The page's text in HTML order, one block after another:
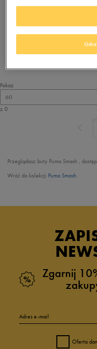
Brak
Zmień
Pokaż
60
z 0
Przeglądasz buty Puma Smash ,
Wróć do kolekcji Puma Smash.
Zgarnij
Adres e-mail
Oferta